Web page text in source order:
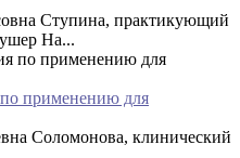
Ступина, практикующий
На...
применению для
Соломонова, клинический